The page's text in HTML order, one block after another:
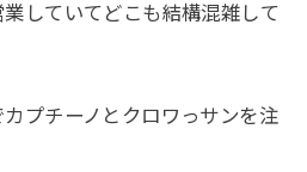
していてどこも結構混雑して
プチーノとクロワっサンを注